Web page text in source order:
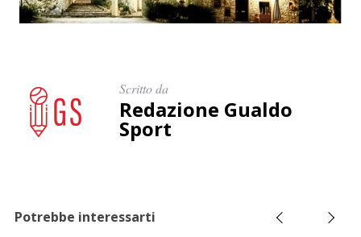
Scritto da
Redazione Gualdo
Sport
Potrebbe interessarti